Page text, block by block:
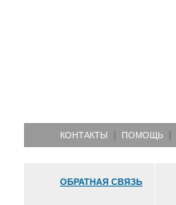
КОНТАКТЫ ПОМОЩЬ
ОБРАТНАЯ СВЯЗЬ